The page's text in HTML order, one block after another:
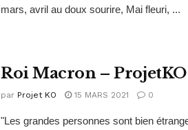
mars, avril au doux sourire, Mai fleuri, ...
Roi Macron – ProjetKO
par Projet KO 15 MARS 2021 0
"Les grandes personnes sont bien